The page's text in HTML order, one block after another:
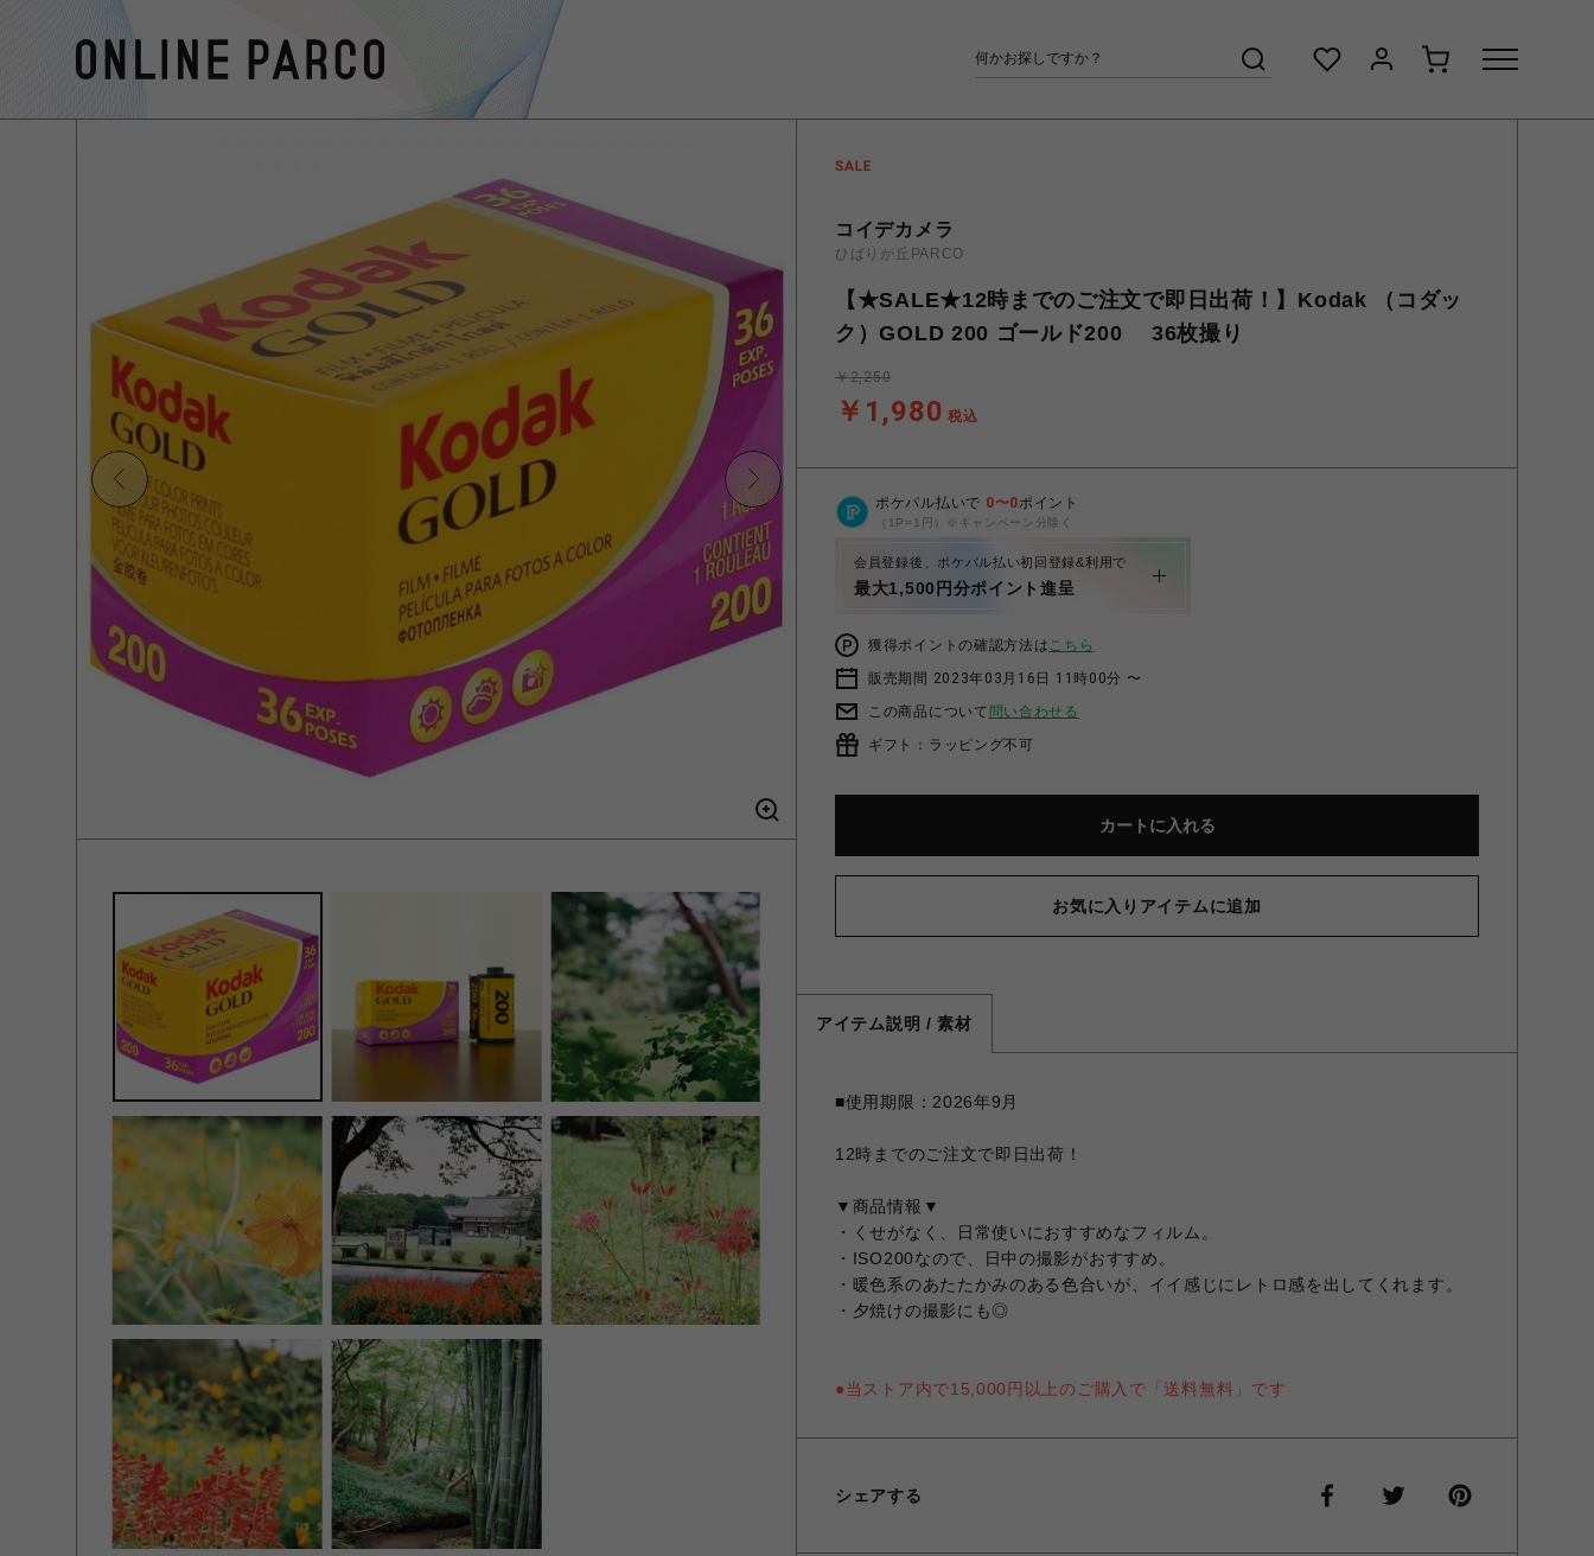
コイデカメラ
ひばりが丘PARCO
【★SALE★12時までのご注文で即日出荷！】Kodak （コダッ
ク）GOLD 200 ゴールド200 36枚撮り
￥1,980 税込
￥2,250
ポケパル払いで 0〜0ポイント
（1P=1円）※キャンペーン分除く
会員登録後、ポケパル払い初回登録&利用で
最大1,500円分ポイント進呈
獲得ポイントの確認方法はこちら
販売期間 2023年03月16日 11時00分 〜
この商品について 問い合わせる
ギフト：ラッピング不可
カートに入れる
お気に入りアイテムに追加
アイテム説明 / 素材
■使用期限：2026年9月
12時までのご注文で即日出荷！
▼商品情報▼
・くせがなく、日常使いにおすすめなフィルム。
・ISO200なので、日中の撮影がおすすめ。
・暖色系のあたたかみのある色合いが、イイ感じにレトロ感を出してくれます。
・夕焼けの撮影にも◎
●当ストア内で15,000円以上のご購入で「送料無料」です
シェアする